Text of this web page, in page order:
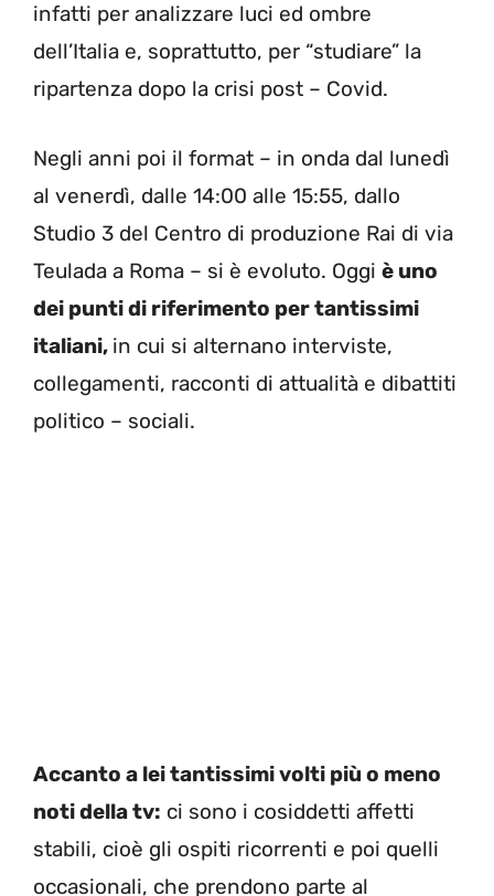
infatti per analizzare luci ed ombre
dell’Italia e, soprattutto, per “studiare” la
ripartenza dopo la crisi post – Covid.
Negli anni poi il format – in onda dal lunedì
al venerdì, dalle 14:00 alle 15:55, dallo
Studio 3 del Centro di produzione Rai di via
Teulada a Roma – si è evoluto. Oggi è uno
dei punti di riferimento per tantissimi
italiani, in cui si alternano interviste,
collegamenti, racconti di attualità e dibattiti
politico – sociali.
Accanto a lei tantissimi volti più o meno
noti della tv: ci sono i cosiddetti affetti
stabili, cioè gli ospiti ricorrenti e poi quelli
occasionali, che prendono parte al